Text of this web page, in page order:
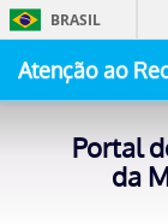
BRASIL
Atenção ao
Portal
da